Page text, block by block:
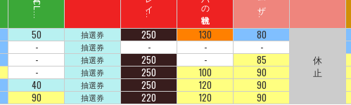
U
D ジ
コ ラ
ド
50 抽選券 250 130 80
- 抽選券 - - -
- 抽選券 250 - 85 休
- 抽選券 250 100 90 止
40 抽選券 250 120 90
90 抽選券 220 120 90